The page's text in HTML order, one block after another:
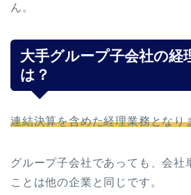
ん。
大手グループ子会社の経
は？
連結決算を含めた経理業務となり
グループ子会社であっても、会社
ことは他の企業と同じです。